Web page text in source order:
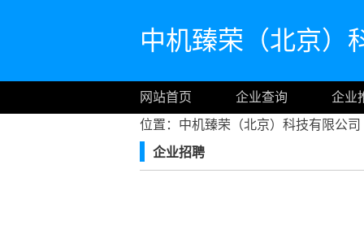
中机臻荣（北京）
网站首页 企业查询 企业
位置：中机臻荣（北京）科技有限公司
企业招聘